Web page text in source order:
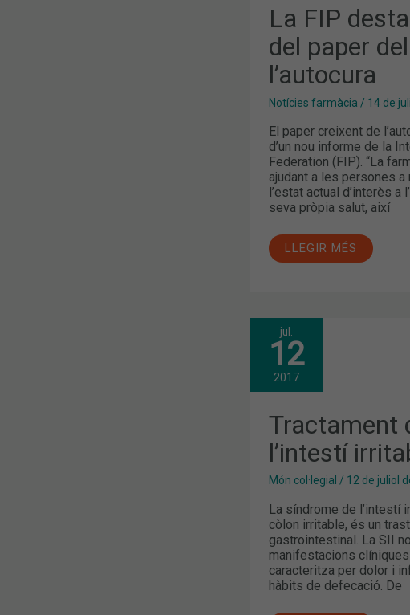
La FIP
del paper
l’autocura
Notícies farmàcia / 14 de
El paper creixent de
d’un nou informe de la
Federation (FIP). “La
ajudant a les persones
l’estat actual d’interès
seva pròpia salut, així
PAPER
DEL
EN
L’AUTOCURA
LLEGIR MÉS
jul.
12
2017
Tractament
l’intestí
Món col·legial / 12 de juliol
La síndrome de l’intestí
còlon irritable, és un
gastrointestinal. La SII
manifestacions
caracteritza per dolor i
hàbits de defecació. De
TRACTAMENT
DE
LA
SÍNDROME
DE
IRRITABLE
AMB
PROBIÒTICS